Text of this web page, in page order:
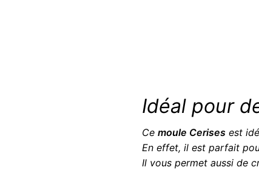
Idéal pour
Ce moule Cerisesest
En effet, il est parfait
Il vous permet aussi de